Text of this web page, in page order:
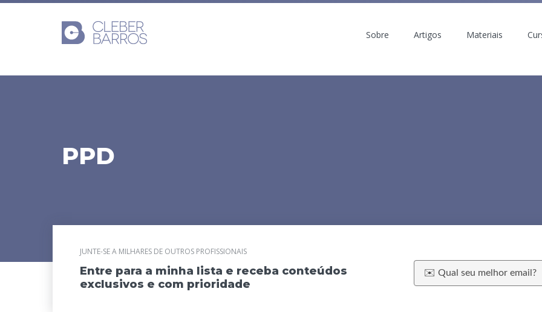
Sobre Artigos Materiais
PPD
JUNTE-SE A MILHARES DE OUTROS PROFISSIONAIS
Entre para a minha lista e receba conteúdos
exclusivos e com prioridade